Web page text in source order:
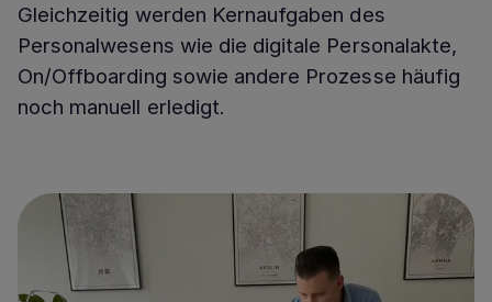
Gleichzeitig werden Kernaufgaben des
Personalwesens wie die digitale Personalakte,
On/Offboarding sowie andere Prozesse häufig
noch manuell erledigt.